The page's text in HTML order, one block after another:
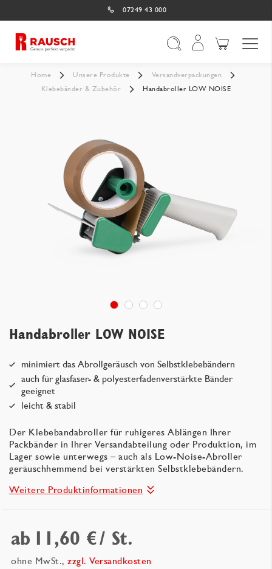
07249 43 000
Home Unsere Produkte
Versandverpackungen
Klebebänder & Zubehör
Handabroller LOW NOISE
Handabroller LOW NOISE
minimiert das Abrollgeräusch von Selbstklebebändern
auch für glasfaser- & polyesterfadenverstärkte Bänder
geeignet
leicht & stabil
Der Klebebandabroller für ruhigeres Ablängen Ihrer
Packbänder in Ihrer Versandabteilung oder Produktion, im
Lager sowie unterwegs – auch als Low-Noise-Abroller
geräuschhemmend bei verstärkten Selbstklebebändern.
Weitere Produktinformationen
ab 11,60 €/ St.
ohne MwSt., zzgl. Versandkosten